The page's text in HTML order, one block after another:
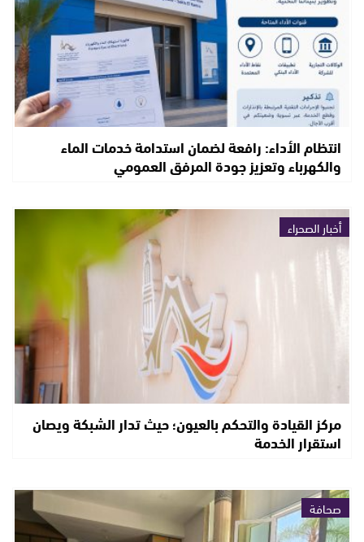
انتظام الأداء: رافعة لضمان استدامة خدمات الماء
والكهرباء وتعزيز جودة المرفق العمومي
أخبار الصحراء
مركز القيادة والتحكم بالعيون؛ حيث تدار الشبكة ويصان
استقرار الخدمة
صحافة